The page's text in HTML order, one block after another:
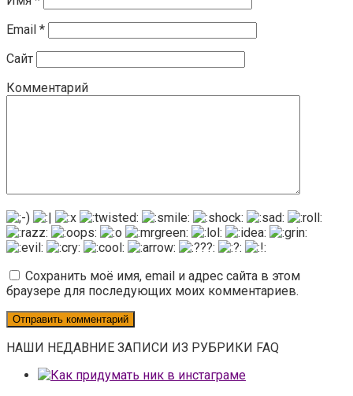
Email *
Сайт
Комментарий
Сохранить моё имя, email и адрес сайта в этом
браузере для последующих моих комментариев.
НАШИ НЕДАВНИЕ ЗАПИСИ ИЗ РУБРИКИ FAQ